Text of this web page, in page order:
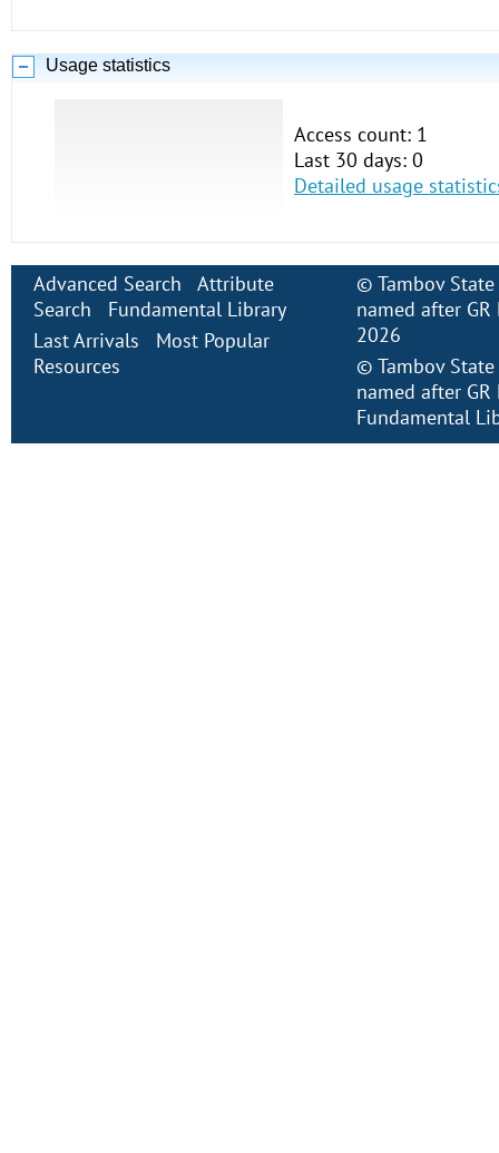
Usage statistics
Access count: 1
Last 30 days: 0
Detailed usage
Advanced Search
Attribute
Search
Fundamental Library
Last Arrivals
Most Popular
Resources
© Tambov
named after
2026
© Tambov
named after
Fundamental